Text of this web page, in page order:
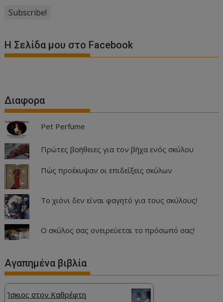
Η Σελίδα μου στο Facebook
Διαφορα
Pet Perfume
Πρώτες βοήθειες για τον βήχα ενός σκύλου
Πώς προέκυψαν οι επιδείξεις σκύλων
Το χιόνι δεν είναι φαγητό για τους σκύλους!
Ο σκύλος σας ονειρεύεται το πρόσωπό σας!
Αγαπημένα βιβλία
Ίσκιος στον Καθρέφτη